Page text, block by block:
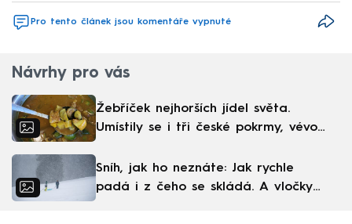
Pro tento článek jsou komentáře vypnuté
Návrhy pro vás
Žebříček nejhorších jídel světa.
Umístily se i tři české pokrmy, vévodí
Sníh, jak ho neznáte: Jak rychle
padá i z čeho se skládá. A vločky